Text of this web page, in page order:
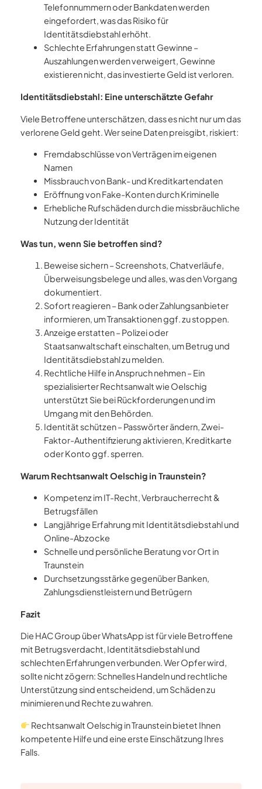
Telefonnummern oder Bankdaten werden
eingefordert, was das Risiko für
Identitätsdiebstahl erhöht.
Schlechte Erfahrungen statt Gewinne –
Auszahlungen werden verweigert, Gewinne
existieren nicht, das investierte Geld ist verloren.
Identitätsdiebstahl: Eine unterschätzte Gefahr
Viele Betroffene unterschätzen, dass es nicht nur um das
verlorene Geld geht. Wer seine Daten preisgibt, riskiert:
Fremdabschlüsse von Verträgen im eigenen
Namen
Missbrauch von Bank- und Kreditkartendaten
Eröffnung von Fake-Konten durch Kriminelle
Erhebliche Rufschäden durch die missbräuchliche
Nutzung der Identität
Was tun, wenn Sie betroffen sind?
Beweise sichern – Screenshots, Chatverläufe,
Überweisungsbelege und alles, was den Vorgang
dokumentiert.
Sofort reagieren – Bank oder Zahlungsanbieter
informieren, um Transaktionen ggf. zu stoppen.
Anzeige erstatten – Polizei oder
Staatsanwaltschaft einschalten, um Betrug und
Identitätsdiebstahl zu melden.
Rechtliche Hilfe in Anspruch nehmen – Ein
spezialisierter Rechtsanwalt wie Oelschig
unterstützt Sie bei Rückforderungen und im
Umgang mit den Behörden.
Identität schützen – Passwörter ändern, Zwei-
Faktor-Authentifizierung aktivieren, Kreditkarte
oder Konto ggf. sperren.
Warum Rechtsanwalt Oelschig in Traunstein?
Kompetenz im IT-Recht, Verbraucherrecht &
Betrugsfällen
Langjährige Erfahrung mit Identitätsdiebstahl und
Online-Abzocke
Schnelle und persönliche Beratung vor Ort in
Traunstein
Durchsetzungsstärke gegenüber Banken,
Zahlungsdienstleistern und Betrügern
Fazit
Die HAC Group über WhatsApp ist für viele Betroffene
mit Betrugsverdacht, Identitätsdiebstahl und
schlechten Erfahrungen verbunden. Wer Opfer wird,
sollte nicht zögern: Schnelles Handeln und rechtliche
Unterstützung sind entscheidend, um Schäden zu
minimieren und Rechte zu wahren.
Rechtsanwalt Oelschig in Traunstein bietet Ihnen
kompetente Hilfe und eine erste Einschätzung Ihres
Falls.